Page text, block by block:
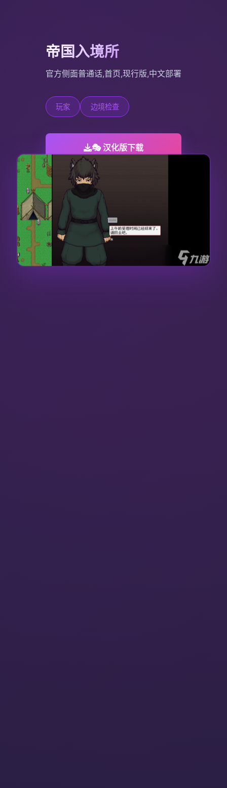
帝国入境所
官方侧面普通话,首页,现行版,中文部署
玩家 边境检查
🎭 汉化版下载